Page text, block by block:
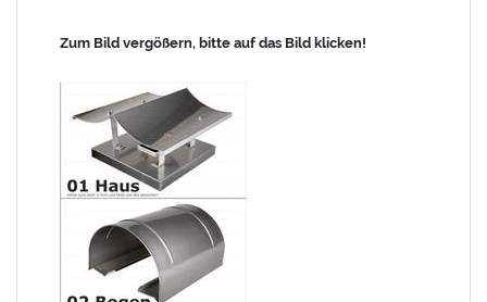
Zum Bild vergößern, bitte auf das Bild klicken!